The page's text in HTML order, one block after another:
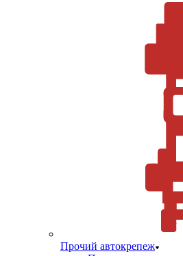
Прочий автокрепеж